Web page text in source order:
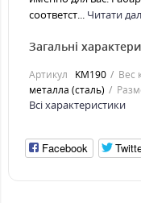
соответст... Читати
Загальні
Артикул KM190 Вес
металла (сталь)
Всі характеристики
Facebook